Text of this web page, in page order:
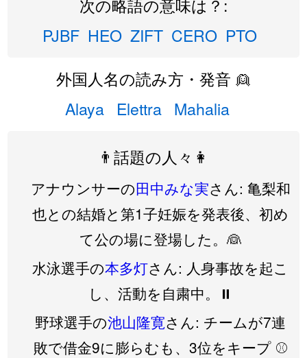
次の略語の意味は？:
PJBF HEO ZIFT CERO PTO
外国人名の読み方・発音 👱
Alaya Elettra Mahalia
👨話題の人々👩
アナウンサーの田中みな実さん: 亀梨和
也との結婚と第1子妊娠を発表後、初め
て公の場に登場した。👰
水泳選手の本多灯さん: 人身事故を起こ
し、活動を自粛中。⏸️
野球選手の池山隆寛さん: チームが7連
敗で借金9に膨らむも、3位をキープ ⚾️